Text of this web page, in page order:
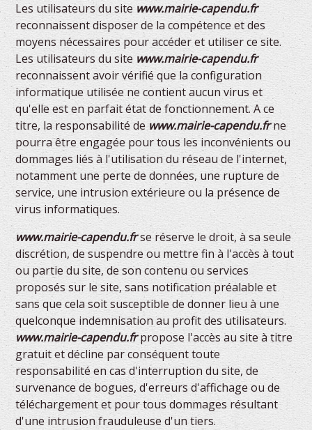
Les utilisateurs du site www.mairie-capendu.fr
reconnaissent disposer de la compétence et des
moyens nécessaires pour accéder et utiliser ce site.
Les utilisateurs du site www.mairie-capendu.fr
reconnaissent avoir vérifié que la configuration
informatique utilisée ne contient aucun virus et
qu'elle est en parfait état de fonctionnement. A ce
titre, la responsabilité de www.mairie-capendu.frne
pourra être engagée pour tous les inconvénients ou
dommages liés à l'utilisation du réseau de l'internet,
notamment une perte de données, une rupture de
service, une intrusion extérieure ou la présence de
virus informatiques.
www.mairie-capendu.frse réserve le droit, à sa seule
discrétion, de suspendre ou mettre fin à l'accès à tout
ou partie du site, de son contenu ou services
proposés sur le site, sans notification préalable et
sans que cela soit susceptible de donner lieu à une
quelconque indemnisation au profit des utilisateurs.
www.mairie-capendu.frpropose l'accès au site à titre
gratuit et décline par conséquent toute
responsabilité en cas d'interruption du site, de
survenance de bogues, d'erreurs d'affichage ou de
téléchargement et pour tous dommages résultant
d'une intrusion frauduleuse d'un tiers.